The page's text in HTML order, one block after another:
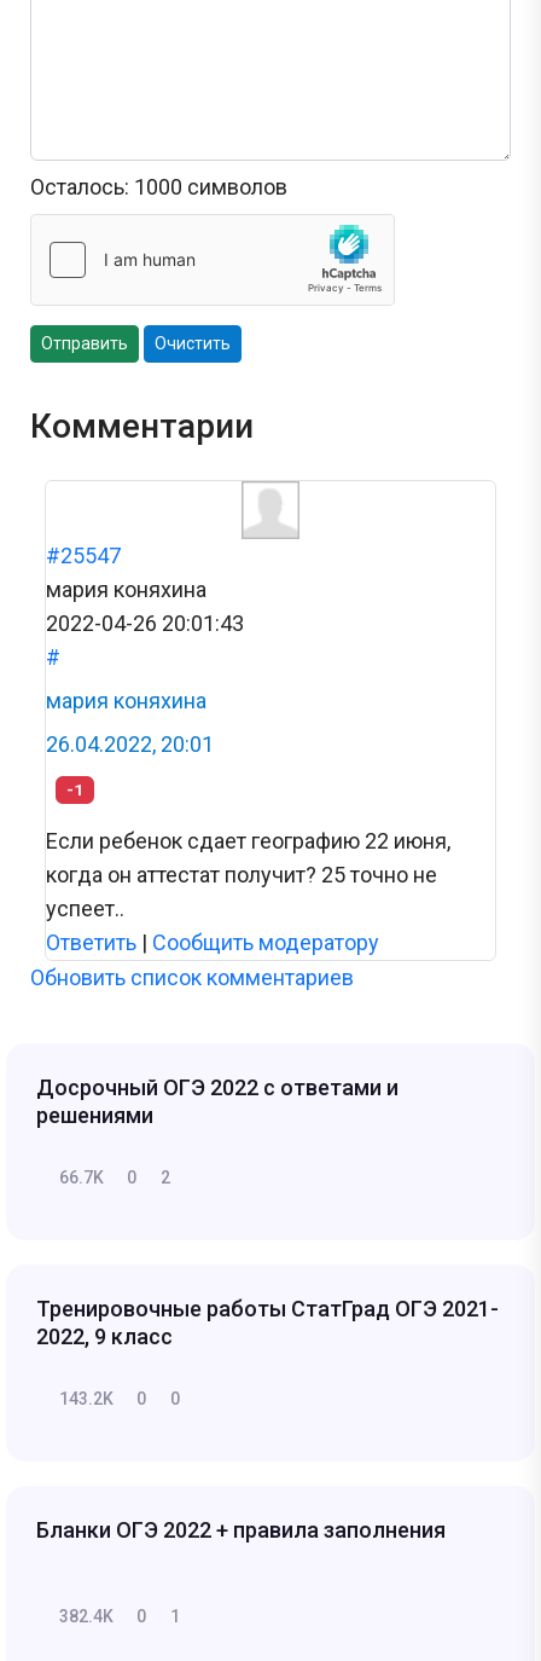
Осталось: 1000 символов
Отправить Очистить
Комментарии
#25547
мария коняхина
2022-04-26 20:01:43
#
мария коняхина
26.04.2022, 20:01
-1
Если ребенок сдает географию 22 июня,
когда он аттестат получит? 25 точно не
успеет..
Ответить | Сообщить модератору
Обновить список комментариев
Досрочный ОГЭ 2022 с ответами и
решениями
66.7K 0 2
Тренировочные работы СтатГрад ОГЭ 2021-
2022, 9 класс
143.2K 0 0
Бланки ОГЭ 2022 + правила заполнения
382.4K 0 1